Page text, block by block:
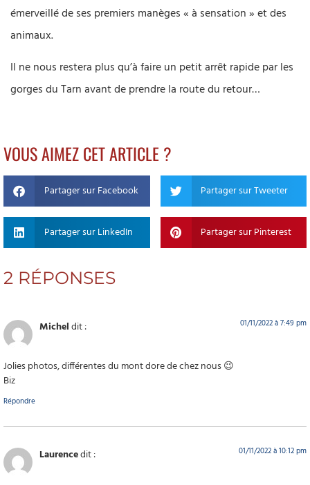
émerveillé de ses premiers manèges « à sensation » et des
animaux.
Il ne nous restera plus qu’à faire un petit arrêt rapide par les
gorges du Tarn avant de prendre la route du retour…
VOUS AIMEZ CET ARTICLE ?
Partager sur Facebook Partager sur Tweeter
Partager sur LinkedIn Partager sur Pinterest
2 RÉPONSES
Micheldit : 01/11/2022 à 7:49 pm
Jolies photos, différentes du mont dore de chez nous 😉
Biz
Répondre
Laurencedit : 01/11/2022 à 10:12 pm